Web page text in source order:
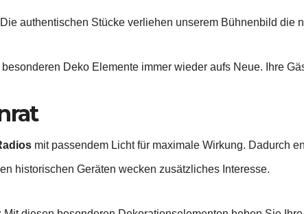
authentischen Stücke verliehen unserem Bühnenbild die
Deko Elemente immer wieder aufs Neue. Ihre
mit passendem Licht für maximale Wirkung. Dadurch
historischen Geräten wecken zusätzliches Interesse.